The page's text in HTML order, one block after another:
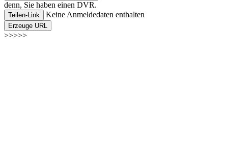
denn, Sie haben einen DVR.
Teilen-Link Keine Anmeldedaten enthalten
Erzeuge URL
>>>>>